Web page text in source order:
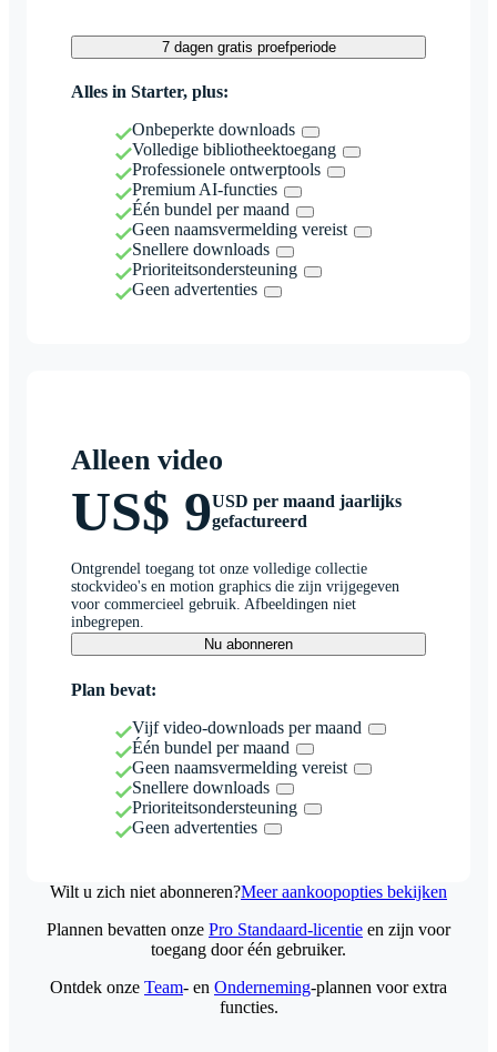
7 dagen gratis proefperiode
Alles in Starter, plus:
Onbeperkte downloads
Volledige bibliotheektoegang
Professionele ontwerptools
Premium AI-functies
Één bundel per maand
Geen naamsvermelding vereist
Snellere downloads
Prioriteitsondersteuning
Geen advertenties
Alleen video
US$ 9USD per maand jaarlijks
gefactureerd
Ontgrendel toegang tot onze volledige collectie
stockvideo's en motion graphics die zijn vrijgegeven
voor commercieel gebruik. Afbeeldingen niet
inbegrepen.
Nu abonneren
Plan bevat:
Vijf video-downloads per maand
Één bundel per maand
Geen naamsvermelding vereist
Snellere downloads
Prioriteitsondersteuning
Geen advertenties
Wilt u zich niet abonneren?Meer aankoopopties bekijken
Plannen bevatten onze Pro Standaard-licentie en zijn voor
toegang door één gebruiker.
Ontdek onze Team- en Onderneming-plannen voor extra
functies.